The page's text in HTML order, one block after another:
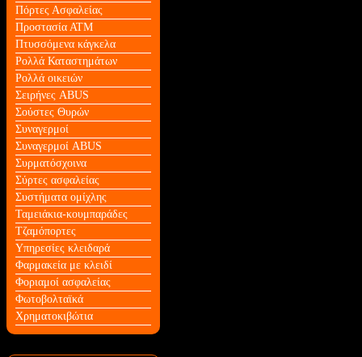
Πόρτες Ασφαλείας
Προστασία ΑΤΜ
Πτυσσόμενα κάγκελα
Ρολλά Καταστημάτων
Ρολλά οικειών
Σειρήνες ABUS
Σούστες Θυρών
Συναγερμοί
Συναγερμοί ABUS
Συρματόσχοινα
Σύρτες ασφαλείας
Συστήματα ομίχλης
Ταμειάκια-κουμπαράδες
Τζαμόπορτες
Υπηρεσίες κλειδαρά
Φαρμακεία με κλειδί
Φοριαμοί ασφαλείας
Φωτοβολταϊκά
Χρηματοκιβώτια